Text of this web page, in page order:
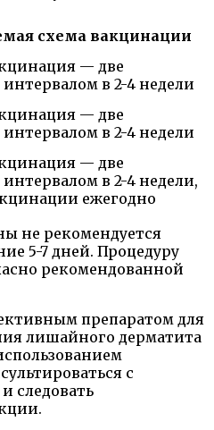
схема вакцинации
— две
в 2-4 недели
— две
в 2-4 недели
— две
в 2-4 недели,
ежегодно
не рекомендуется
5-7 дней. Процедуру
рекомендованной
препаратом для
лишайного дерматита
с
следовать